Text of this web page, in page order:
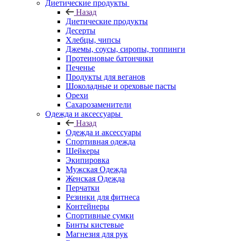
Диетические продукты
Назад
Диетические продукты
Десерты
Хлебцы, чипсы
Джемы, соусы, сиропы, топпинги
Протеиновые батончики
Печенье
Продукты для веганов
Шоколадные и ореховые пасты
Орехи
Сахарозаменители
Одежда и аксессуары
Назад
Одежда и аксессуары
Спортивная одежда
Шейкеры
Экипировка
Мужская Одежда
Женская Одежда
Перчатки
Резинки для фитнеса
Контейнеры
Спортивные сумки
Бинты кистевые
Магнезия для рук